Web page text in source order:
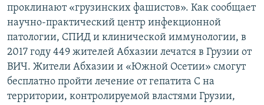
проклинают «грузинских фашистов». Как сообщает
научно-практический центр инфекционной
патологии, СПИД и клинической иммунологии, в
2017 году 449 жителей Абхазии лечатся в Грузии от
ВИЧ. Жители Абхазии и «Южной Осетии» смогут
бесплатно пройти лечение от гепатита С на
территории, контролируемой властями Грузии,